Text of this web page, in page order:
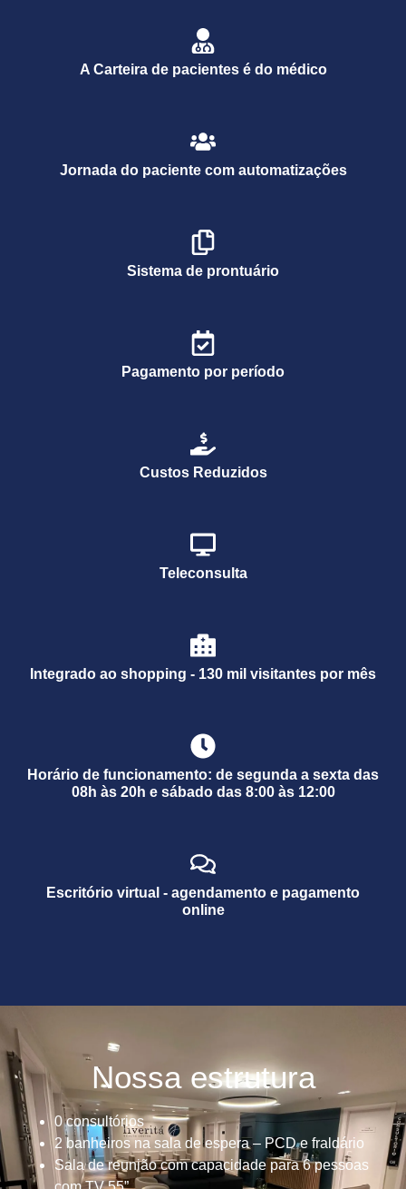
A Carteira de pacientes é do médico
Jornada do paciente com automatizações
Sistema de prontuário
Pagamento por período
Custos Reduzidos
Teleconsulta
Integrado ao shopping - 130 mil visitantes por mês
Horário de funcionamento: de segunda a sexta das
08h às 20h e sábado das 8:00 às 12:00
Escritório virtual - agendamento e pagamento
online
Nossa estrutura
0 consultórios
2 banheiros na sala de espera – PCD e fraldário
Sala de reunião com capacidade para 6 pessoas